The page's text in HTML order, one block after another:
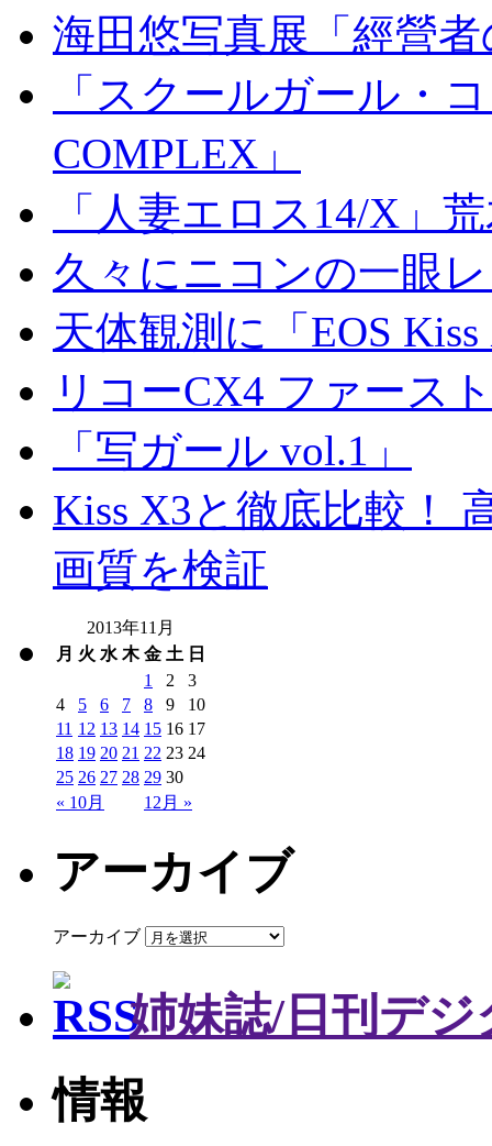
海田悠写真展「經營
「スクールガール・
COMPLEX」
「人妻エロス14/X」
久々にニコンの一眼
天体観測に「EOS
リコーCX4 ファース
「写ガール vol.1」
Kiss X3と徹底比較！
画質を検証
2013年11月
月 火 水 木 金 土 日
« 10月 12月 »
1 2
3
4
5 6 7 8 9
10
11 12 13 14 15 16 17
18 19 20 21 22 23 24
25 26 27 28 29 30
アーカイブ
アーカイブ
姉妹誌/日刊デジ
情報